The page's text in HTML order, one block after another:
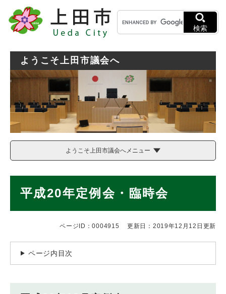
メニューを飛ばして本文へ
キ
ー
ワ
検索
ようこそ上田市議会へ
ようこそ上田市議会へメニュー
平成20年定例会・臨時会
ページID：0004915 更新日：2019年12月12日更新
ページ内目次